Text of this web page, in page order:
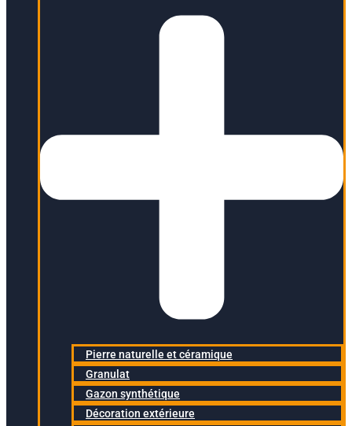
Pierre naturelle et céramique
Granulat
Gazon synthétique
Décoration extérieure